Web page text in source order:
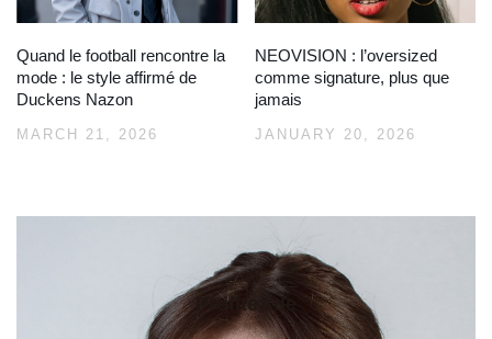
Quand le football rencontre la
mode : le style affirmé de
Duckens Nazon
MARCH 21, 2026
NEOVISION : l’oversized
comme signature, plus que
jamais
JANUARY 20, 2026
Profitez de